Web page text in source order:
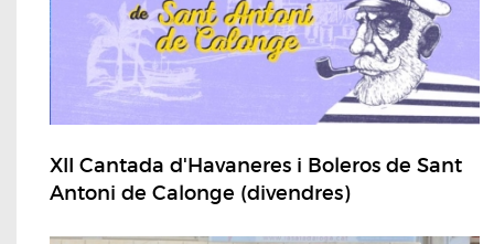
XII Cantada d'Havaneres i Boleros de Sant
Antoni de Calonge (divendres)